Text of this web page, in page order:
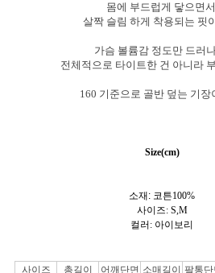
몸에 부드럽게 닿으면
살짝 슬림 하게 착용되는 핏
가슴 볼륨감 정도만 드러
전체적으로 타이트한 건 아니라
160 기준으로 골반 덮는 기
Size(cm)
소재: 코튼100%
사이즈: S,M
컬러: 아이보리
사이즈 총길이 어깨단면 소매길이
팔통단